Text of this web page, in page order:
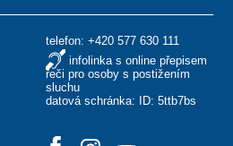
telefon: +420 577 630 111
infolinka s online přepisem
řeči pro osoby s postižením
sluchu
datová schránka: ID: 5ttb7bs